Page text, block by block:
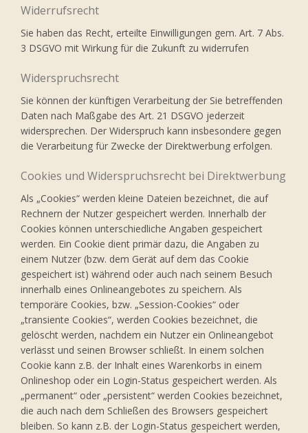
Widerrufsrecht
Sie haben das Recht, erteilte Einwilligungen gem. Art. 7 Abs.
3 DSGVO mit Wirkung für die Zukunft zu widerrufen
Widerspruchsrecht
Sie können der künftigen Verarbeitung der Sie betreffenden
Daten nach Maßgabe des Art. 21 DSGVO jederzeit
widersprechen. Der Widerspruch kann insbesondere gegen
die Verarbeitung für Zwecke der Direktwerbung erfolgen.
Cookies und Widerspruchsrecht bei Direktwerbung
Als „Cookies“ werden kleine Dateien bezeichnet, die auf
Rechnern der Nutzer gespeichert werden. Innerhalb der
Cookies können unterschiedliche Angaben gespeichert
werden. Ein Cookie dient primär dazu, die Angaben zu
einem Nutzer (bzw. dem Gerät auf dem das Cookie
gespeichert ist) während oder auch nach seinem Besuch
innerhalb eines Onlineangebotes zu speichern. Als
temporäre Cookies, bzw. „Session-Cookies“ oder
„transiente Cookies“, werden Cookies bezeichnet, die
gelöscht werden, nachdem ein Nutzer ein Onlineangebot
verlässt und seinen Browser schließt. In einem solchen
Cookie kann z.B. der Inhalt eines Warenkorbs in einem
Onlineshop oder ein Login-Status gespeichert werden. Als
„permanent“ oder „persistent“ werden Cookies bezeichnet,
die auch nach dem Schließen des Browsers gespeichert
bleiben. So kann z.B. der Login-Status gespeichert werden,